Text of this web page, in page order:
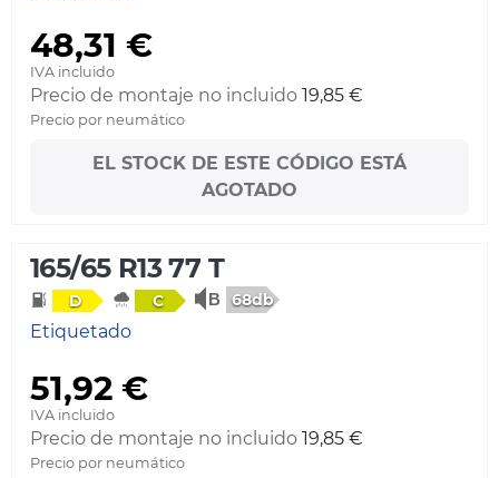
48,31 €
IVA incluido
Precio de montaje no incluido 19,85 €
Precio por neumático
EL STOCK DE ESTE CÓDIGO ESTÁ
AGOTADO
165/65 R13 77 T
D C 68db
Etiquetado
51,92 €
IVA incluido
Precio de montaje no incluido 19,85 €
Precio por neumático